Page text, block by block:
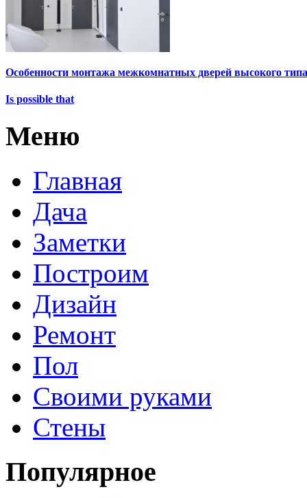
Особенности монтажа межкомнатных дверей высокого типа
Is possible that
Меню
Главная
Дача
Заметки
Построим
Дизайн
Ремонт
Пол
Своими руками
Стены
Популярное